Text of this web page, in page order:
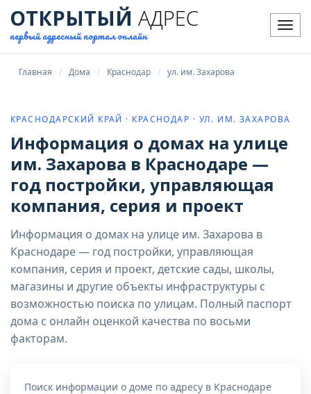
ОТКРЫТЫЙ АДРЕС
первый адресный портал онлайн
Главная Дома Краснодар ул. им. Захарова
КРАСНОДАРСКИЙ КРАЙ · КРАСНОДАР · УЛ. ИМ. ЗАХАРОВА
Информация о домах на улице
им. Захарова в Краснодаре —
год постройки, управляющая
компания, серия и проект
Информация о домах на улице им. Захарова в
Краснодаре — год постройки, управляющая
компания, серия и проект, детские сады, школы,
магазины и другие объекты инфраструктуры с
возможностью поиска по улицам. Полный паспорт
дома с онлайн оценкой качества по восьми
факторам.
Поиск информации о доме по адресу в Краснодаре